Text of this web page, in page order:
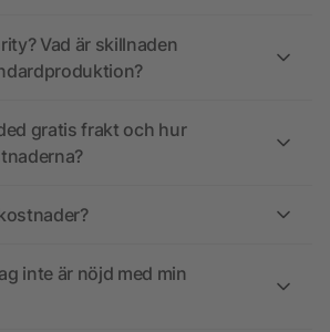
Vad är skillnaden
gratis frakt och hur
inte är nöjd med min